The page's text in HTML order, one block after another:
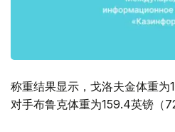
称重结果显示，戈洛夫金体重
对手布鲁克体重为159.4英镑（